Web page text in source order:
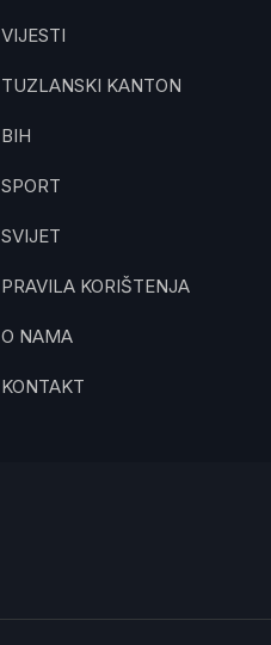
VIJESTI
TUZLANSKI KANTON
BIH
SPORT
SVIJET
PRAVILA KORIŠTENJA
O NAMA
KONTAKT